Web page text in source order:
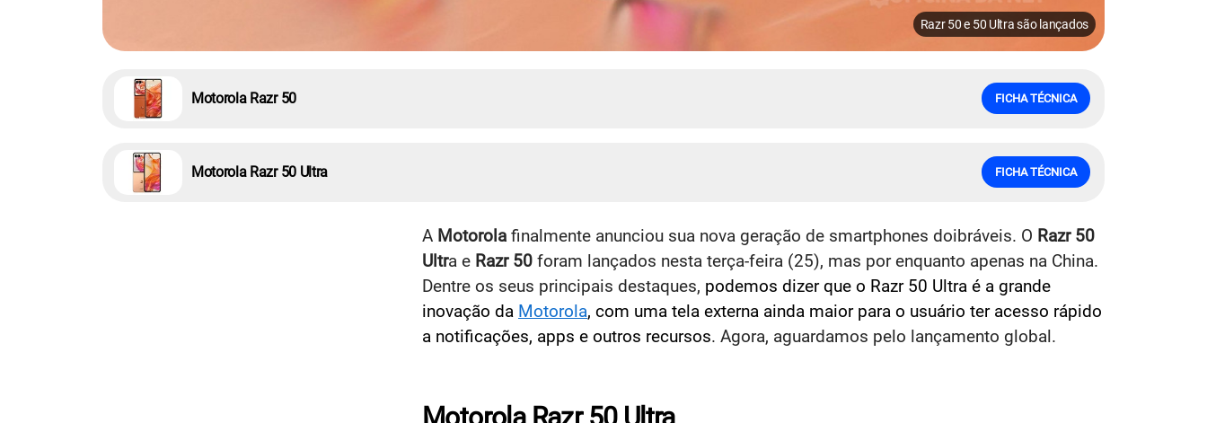
Razr 50 e 50 Ultra são lançados
Motorola Razr 50 FICHA TÉCNICA
Motorola Razr 50 Ultra FICHA TÉCNICA
A Motorola finalmente anunciou sua nova geração de smartphones doibráveis. O Razr 50
Ultra e Razr 50 foram lançados nesta terça-feira (25), mas por enquanto apenas na China.
Dentre os seus principais destaques, podemos dizer que o Razr 50 Ultra é a grande
inovação da Motorola, com uma tela externa ainda maior para o usuário ter acesso rápido
a notificações, apps e outros recursos. Agora, aguardamos pelo lançamento global.